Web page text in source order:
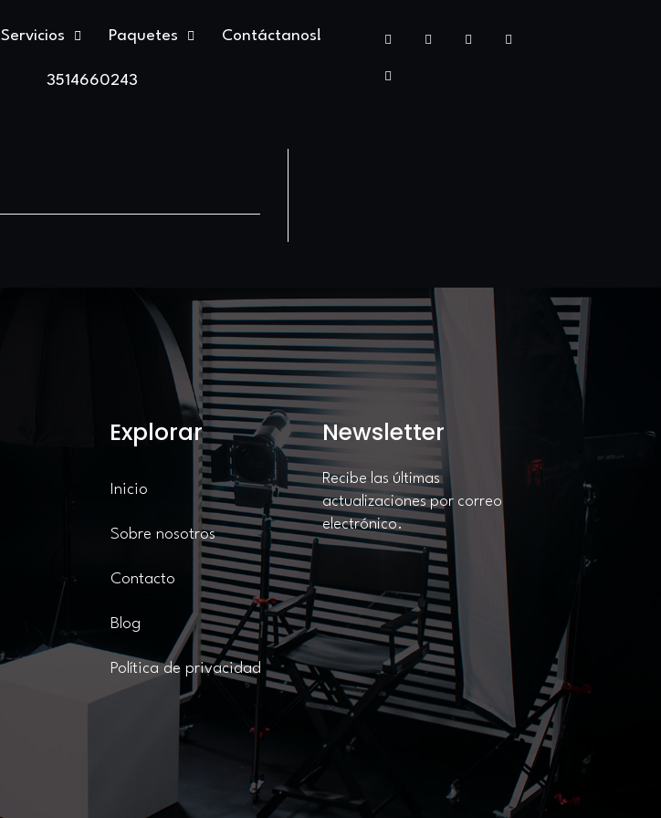
Servicios Paquetes Contáctanos!
3514660243
Explorar
Inicio
Sobre nosotros
Contacto
Blog
Política de privacidad
Newsletter
Recibe las últimas
actualizaciones por correo
electrónico.